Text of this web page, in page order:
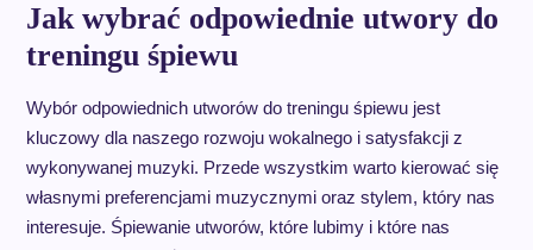
Jak wybrać odpowiednie utwory do
treningu śpiewu
Wybór odpowiednich utworów do treningu śpiewu jest
kluczowy dla naszego rozwoju wokalnego i satysfakcji z
wykonywanej muzyki. Przede wszystkim warto kierować się
własnymi preferencjami muzycznymi oraz stylem, który nas
interesuje. Śpiewanie utworów, które lubimy i które nas